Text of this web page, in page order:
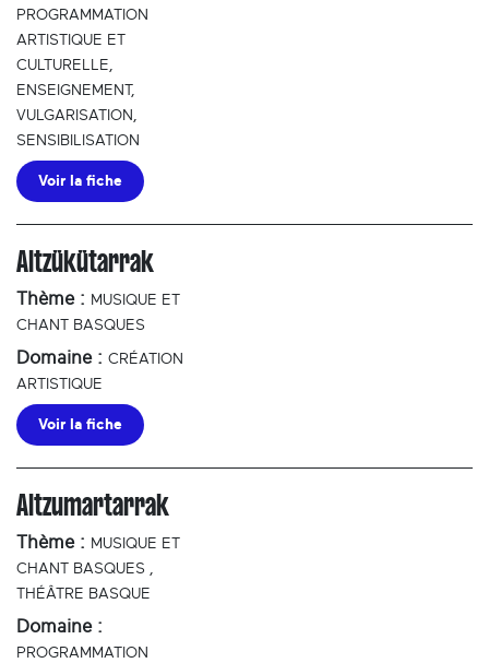
PROGRAMMATION
ARTISTIQUE ET
CULTURELLE,
ENSEIGNEMENT,
VULGARISATION,
SENSIBILISATION
Voir la fiche
Altzükütarrak
Thème : MUSIQUE ET
CHANT BASQUES
Domaine : CRÉATION
ARTISTIQUE
Voir la fiche
Altzumartarrak
Thème : MUSIQUE ET
CHANT BASQUES ,
THÉÂTRE BASQUE
Domaine :
PROGRAMMATION